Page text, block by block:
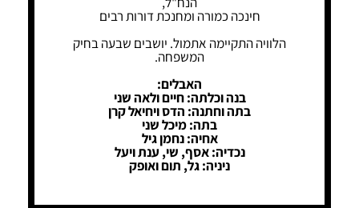
חינכה כמורה ומחנכת דורות רבים
הלוויה התקיימה אתמול. יושבים שבעה בחיק
המשפחה.
האבלים:
בנה וכלתה: חיים ולאה שני
בתה וחתנה: הדס ויחיאל קרן
בתה: מיכל שני
אחיה: נחמן גיל
נכדיה: אסף, שי, ענת ויעל
ניניה: גל, תום ואופק